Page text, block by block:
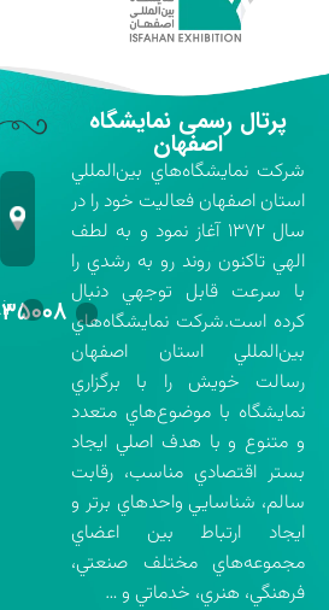
پرتال رسمی نمایشگاه
اصفهان
شركت نمايشگاه‌هاي بين‌المللي
استان اصفهان فعاليت خود را در
سال ۱۳۷۲ آغاز نمود و به لطف
الهي تاكنون روند رو به رشدي را
با سرعت قابل توجهي دنبال
كرده است.شركت نمايشگاه‌هاي
بين‌المللي استان اصفهان
رسالت خويش را با برگزاري
نمايشگاه با موضوع‌هاي متعدد
و متنوع و با هدف اصلي ايجاد
بستر اقتصادي مناسب، رقابت
سالم، شناسايي واحدهاي برتر و
ايجاد ارتباط بين اعضاي
مجموعه‌هاي مختلف صنعتي،
فرهنگي، هنري، خدماتي و …
۳۵۰۰۸